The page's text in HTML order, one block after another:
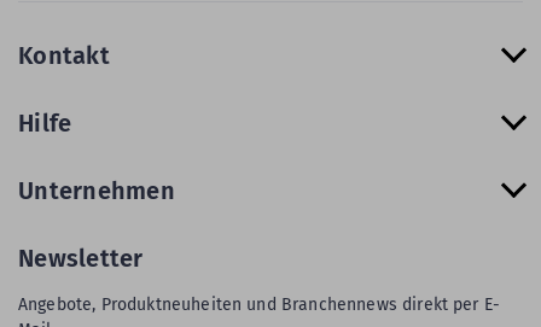
Kontakt
Hilfe
Unternehmen
Newsletter
Angebote, Produktneuheiten und Branchennews direkt per E-